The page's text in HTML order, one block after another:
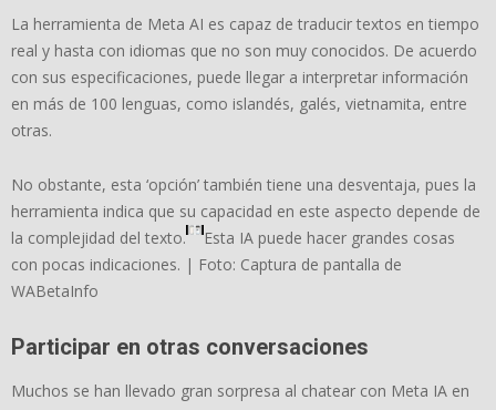
La herramienta de Meta AI es capaz de traducir textos en tiempo
real y hasta con idiomas que no son muy conocidos. De acuerdo
con sus especificaciones, puede llegar a interpretar información
en más de 100 lenguas, como islandés, galés, vietnamita, entre
otras.
No obstante, esta ‘opción’ también tiene una desventaja, pues la
herramienta indica que su capacidad en este aspecto depende de
la complejidad del texto.
Esta IA puede hacer grandes cosas
con pocas indicaciones. | Foto: Captura de pantalla de
WABetaInfo
Participar en otras conversaciones
Muchos se han llevado gran sorpresa al chatear con Meta IA en